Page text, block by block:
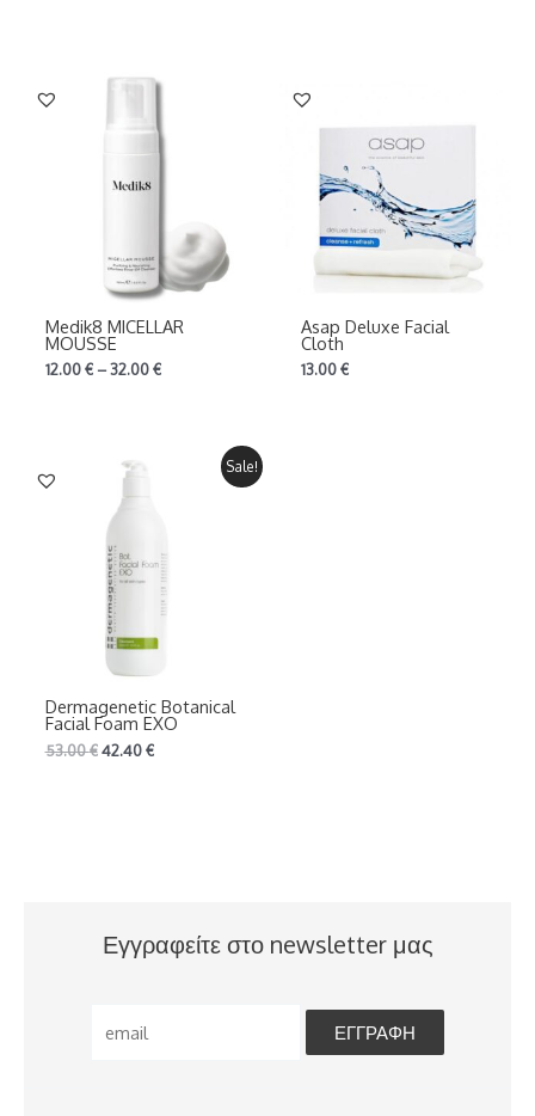
Medik8 MICELLAR
MOUSSE
12.00€–32.00€
Asap Deluxe Facial
Cloth
13.00€
Sale!
Dermagenetic Botanical
Facial Foam EXO
53.00€ 42.40€
Εγγραφείτε στο newsletter μας